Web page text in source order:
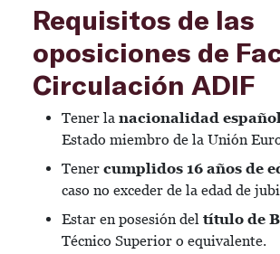
Requisitos de las
oposiciones de
Circulación ADIF
Tener la nacionalidad
Estado miembro de la Unión
Tener cumplidos 16 años de
caso no exceder de la edad de
Estar en posesión del título de
Técnico Superior o equivalente.